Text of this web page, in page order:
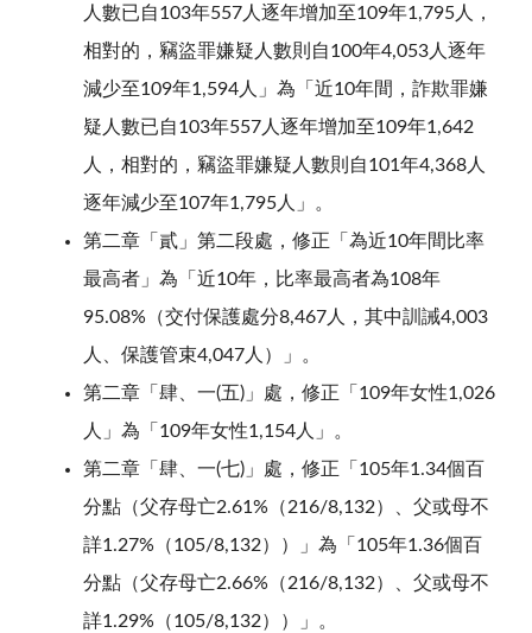
人數已自103年557人逐年增加至109年1,795人，
相對的，竊盜罪嫌疑人數則自100年4,053人逐年
減少至109年1,594人」為「近10年間，詐欺罪嫌
疑人數已自103年557人逐年增加至109年1,642
人，相對的，竊盜罪嫌疑人數則自101年4,368人
逐年減少至107年1,795人」。
第二章「貳」第二段處，修正「為近10年間比率
最高者」為「近10年，比率最高者為108年
95.08%（交付保護處分8,467人，其中訓誡4,003
人、保護管束4,047人）」。
第二章「肆、一(五)」處，修正「109年女性1,026
人」為「109年女性1,154人」。
第二章「肆、一(七)」處，修正「105年1.34個百
分點（父存母亡2.61%（216/8,132）、父或母不
詳1.27%（105/8,132））」為「105年1.36個百
分點（父存母亡2.66%（216/8,132）、父或母不
詳1.29%（105/8,132））」。